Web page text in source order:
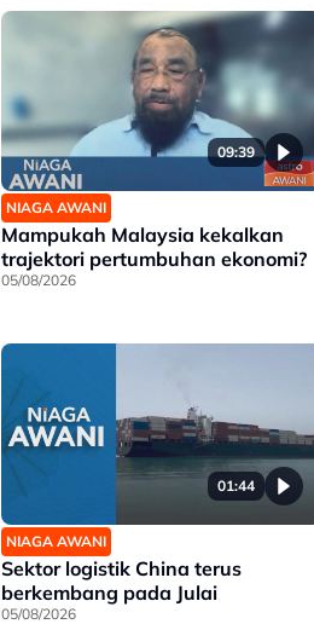
09:39
NIAGA AWANI
Mampukah Malaysia kekalkan
trajektori pertumbuhan ekonomi?
05/08/2026
01:44
NIAGA AWANI
Sektor logistik China terus
berkembang pada Julai
05/08/2026